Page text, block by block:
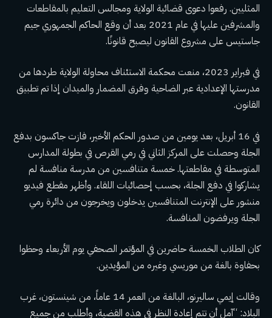
المثليين. رفعوا دعوى قضائية الولاية ومجالس التعليم بالمقاطعات
والمشرفين عليها في عام 2021 بعد أن وقع الحاكم الجمهوري جيم
جاستيس على مشروع القانون ليصبح قانونًا.
في فبراير 2023، منعت محكمة الاستئناف محاولة الولاية طردها من
مدرستها الإعدادية عبر الضاحية وفرق المضمار والميدان إذا تم تطبيق
القانون.
في 16 أبريل، بعد يومين من صدور الحكم الأخير، فازت جاكسون بدفع
الجلة وحصلت على المركز الثاني في رمي القرص في بطولة المدارس
المتوسطة في مقاطعتها. خمسة متنافسين من مدرسة منافسة لم
يشاركوا في دفع الجلة، بحسب إحصائيات اللقاء. وأظهر مقطع فيديو
منشور على الإنترنت المتنافسين يدخلون ويخرجون من دائرة رمي
الجلة ويرفضون المنافسة.
كان الطلاب الخمسة حاضرين في المؤتمر الصحفي يوم الأربعاء وحظوا
بحفاوة بالغة من موريسي وغيره من المؤيدين.
وقالت إيمي ساليرنو، البالغة من العمر 14 عاماً، من شينستون، غرب
البلاد: “آمل أن تتم إعادة النظر في هذه القضية، وأطلب من جميع